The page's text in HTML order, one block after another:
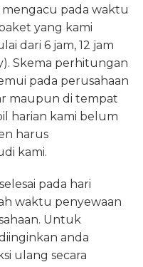
pada waktu
yang kami
dari 6 jam, 12 jam
Skema perhitungan
pada perusahaan
maupun di tempat
harian kami belum
harus
kami.
pada hari
waktu penyewaan
Untuk
anda
ulang secara